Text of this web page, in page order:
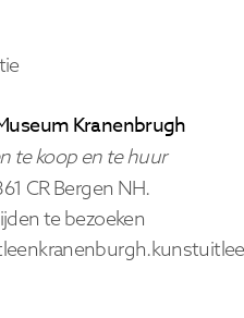
Kranenbrugh
te koop en te huur
CR Bergen NH.
te bezoeken